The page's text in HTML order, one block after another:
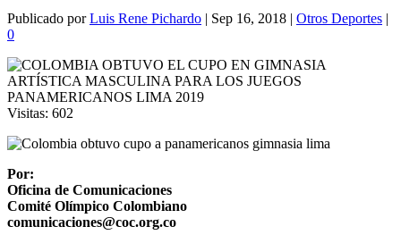
Publicado porLuis Rene Pichardo | Sep 16, 2018 | Otros Deportes |
0
Visitas: 602
Por:
Oficina de Comunicaciones
Comité Olímpico Colombiano
comunicaciones@coc.org.co